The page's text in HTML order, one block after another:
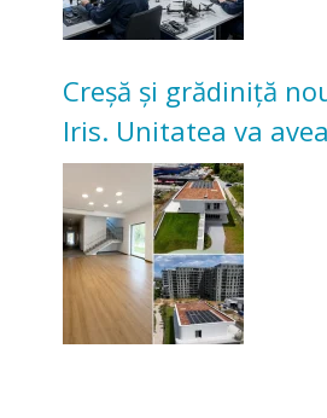
Creșă și grădiniță
Iris. Unitatea va
pentru copii